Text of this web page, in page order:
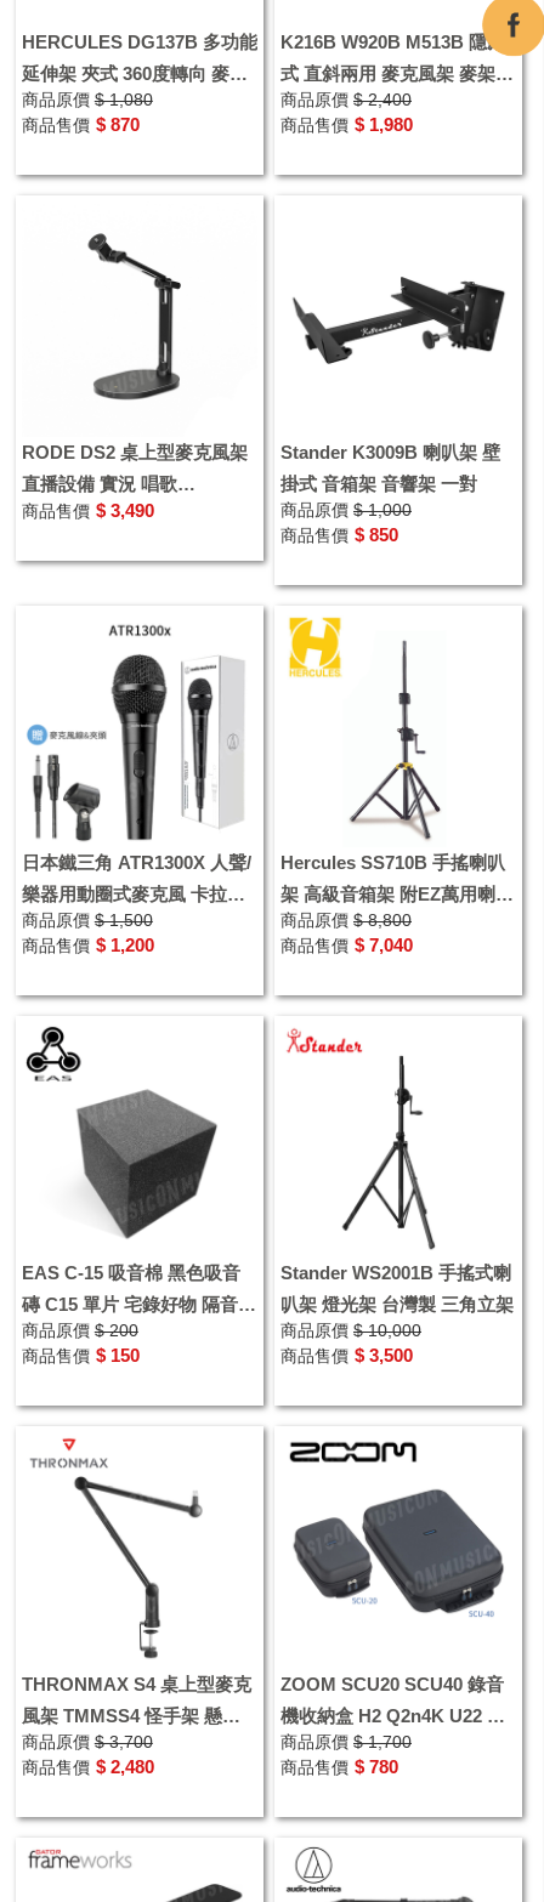
HERCULES DG137B 多功能
延伸架 夾式 360度轉向 麥克
風架
商品原價 $ 1,080
商品售價 $ 870
K216B W920B M513B 隱藏
式 直斜兩用 麥克風架 麥架
桌上型麥克風架 榮獲多國專
利
商品原價 $ 2,400
商品售價 $ 1,980
RODE DS2 桌上型麥克風架
直播設備 實況 唱歌
PODCAST
商品售價 $ 3,490
Stander K3009B 喇叭架 壁
掛式 音箱架 音響架 一對
商品原價 $ 1,000
商品售價 $ 850
日本鐵三角 ATR1300X 人聲/
樂器用動圈式麥克風 卡拉OK
附贈麥克風線/麥克風夾
商品原價 $ 1,500
商品售價 $ 1,200
Hercules SS710B 手搖喇叭
架 高級音箱架 附EZ萬用喇叭
轉接座
商品原價 $ 8,800
商品售價 $ 7,040
EAS C-15 吸音棉 黑色吸音
磚 C15 單片 宅錄好物 隔音棉
角落吸音
商品原價 $ 200
商品售價 $ 150
Stander WS2001B 手搖式喇
叭架 燈光架 台灣製 三角立架
商品原價 $ 10,000
商品售價 $ 3,500
THRONMAX S4 桌上型麥克
風架 TMMSS4 怪手架 懸臂
式麥克風架
商品原價 $ 3,700
商品售價 $ 2,480
ZOOM SCU20 SCU40 錄音
機收納盒 H2 Q2n4K U22 攜
帶盒 保護箱 電子器材防護包
商品原價 $ 1,700
商品售價 $ 780